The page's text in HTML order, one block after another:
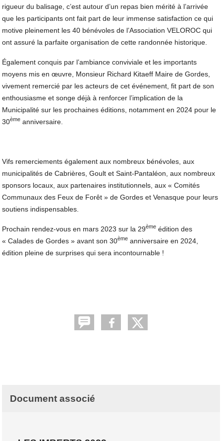
rigueur du balisage, c’est autour d’un repas bien mérité à l’arrivée
que les participants ont fait part de leur immense satisfaction ce qui
motive pleinement les 40 bénévoles de l’Association VELOROC qui
ont assuré la parfaite organisation de cette randonnée historique.
Également conquis par l’ambiance conviviale et les importants
moyens mis en œuvre, Monsieur Richard Kitaeff Maire de Gordes,
vivement remercié par les acteurs de cet événement, fit part de son
enthousiasme et songe déjà à renforcer l’implication de la
Municipalité sur les prochaines éditions, notamment en 2024 pour le
30ème anniversaire.
Vifs remerciements également aux nombreux bénévoles, aux
municipalités de Cabrières, Goult et Saint-Pantaléon, aux nombreux
sponsors locaux, aux partenaires institutionnels, aux « Comités
Communaux des Feux de Forêt » de Gordes et Venasque pour leurs
soutiens indispensables.
Prochain rendez-vous en mars 2023 sur la 29ème édition des
« Calades de Gordes » avant son 30ème anniversaire en 2024,
édition pleine de surprises qui sera incontournable !
Document associé